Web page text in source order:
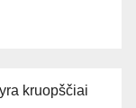
kruopščiai